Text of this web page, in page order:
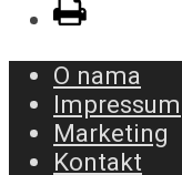
O nama
Impressum
Marketing
Kontakt